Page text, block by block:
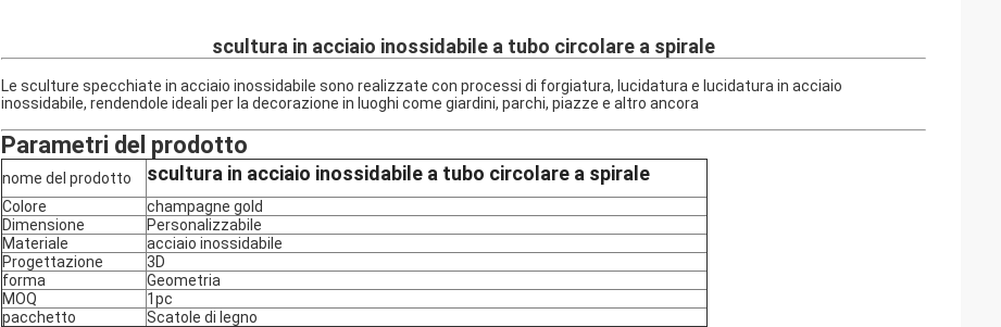
scultura in acciaio inossidabile a tubo circolare a spirale
Le sculture specchiate in acciaio inossidabile sono realizzate con processi di forgiatura, lucidatura e lucidatura in acciaio
inossidabile, rendendole ideali per la decorazione in luoghi come giardini, parchi, piazze e altro ancora
Parametri del prodotto
nome del prodotto scultura in acciaio inossidabile a tubo circolare a spirale
Colore
champagne gold
Dimensione
Personalizzabile
Materiale
acciaio inossidabile
Progettazione
3D
forma
Geometria
MOQ
1pc
pacchetto
Scatole di legno